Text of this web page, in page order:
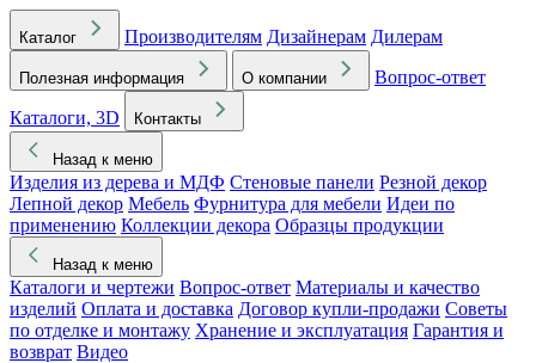
Каталог Производителям Дизайнерам Дилерам
Полезная информация О компании
Вопрос-ответ
Каталоги, 3D
Контакты
Назад к меню
Изделия из дерева и МДФ Стеновые панели Резной декор
Лепной декор Мебель Фурнитура для мебели Идеи по
применению Коллекции декора Образцы продукции
Назад к меню
Каталоги и чертежи Вопрос-ответ Материалы и качество
изделий Оплата и доставка Договор купли-продажи Советы
по отделке и монтажу Хранение и эксплуатация Гарантия и
возврат Видео